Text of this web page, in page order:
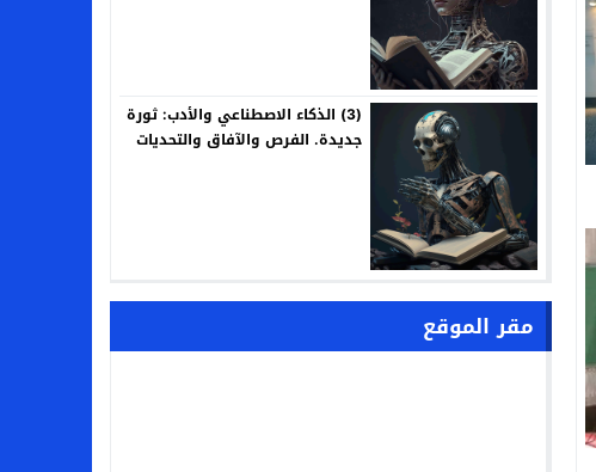
(3) الذكاء الاصطناعي والأدب: ثورة
جديدة. الفرص والآفاق والتحديات
مقر الموقع